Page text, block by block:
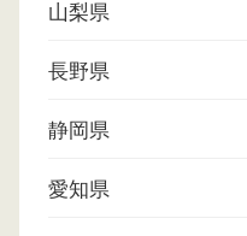
山梨県
長野県
静岡県
愛知県